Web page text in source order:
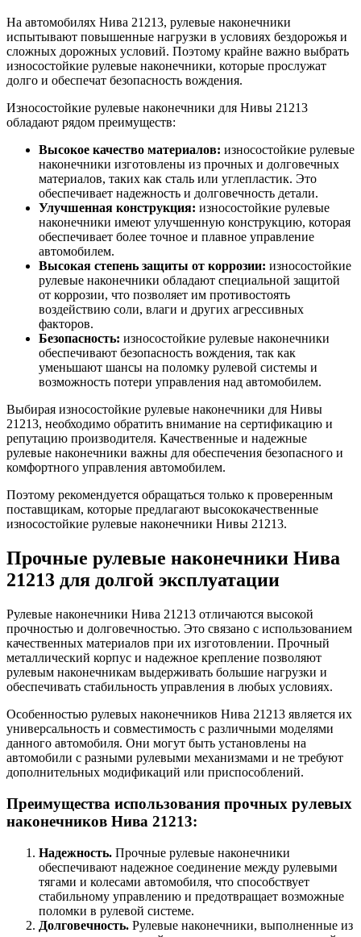
На автомобилях Нива 21213, рулевые наконечники
испытывают повышенные нагрузки в условиях бездорожья и
сложных дорожных условий. Поэтому крайне важно выбрать
износостойкие рулевые наконечники, которые прослужат
долго и обеспечат безопасность вождения.
Износостойкие рулевые наконечники для Нивы 21213
обладают рядом преимуществ:
Высокое качество материалов: износостойкие рулевые
наконечники изготовлены из прочных и долговечных
материалов, таких как сталь или углепластик. Это
обеспечивает надежность и долговечность детали.
Улучшенная конструкция: износостойкие рулевые
наконечники имеют улучшенную конструкцию, которая
обеспечивает более точное и плавное управление
автомобилем.
Высокая степень защиты от коррозии: износостойкие
рулевые наконечники обладают специальной защитой
от коррозии, что позволяет им противостоять
воздействию соли, влаги и других агрессивных
факторов.
Безопасность: износостойкие рулевые наконечники
обеспечивают безопасность вождения, так как
уменьшают шансы на поломку рулевой системы и
возможность потери управления над автомобилем.
Выбирая износостойкие рулевые наконечники для Нивы
21213, необходимо обратить внимание на сертификацию и
репутацию производителя. Качественные и надежные
рулевые наконечники важны для обеспечения безопасного и
комфортного управления автомобилем.
Поэтому рекомендуется обращаться только к проверенным
поставщикам, которые предлагают высококачественные
износостойкие рулевые наконечники Нивы 21213.
Прочные рулевые наконечники Нива
21213 для долгой эксплуатации
Рулевые наконечники Нива 21213 отличаются высокой
прочностью и долговечностью. Это связано с использованием
качественных материалов при их изготовлении. Прочный
металлический корпус и надежное крепление позволяют
рулевым наконечникам выдерживать большие нагрузки и
обеспечивать стабильность управления в любых условиях.
Особенностью рулевых наконечников Нива 21213 является их
универсальность и совместимость с различными моделями
данного автомобиля. Они могут быть установлены на
автомобили с разными рулевыми механизмами и не требуют
дополнительных модификаций или приспособлений.
Преимущества использования прочных рулевых
наконечников Нива 21213:
Надежность. Прочные рулевые наконечники
обеспечивают надежное соединение между рулевыми
тягами и колесами автомобиля, что способствует
стабильному управлению и предотвращает возможные
поломки в рулевой системе.
Долговечность. Рулевые наконечники, выполненные из